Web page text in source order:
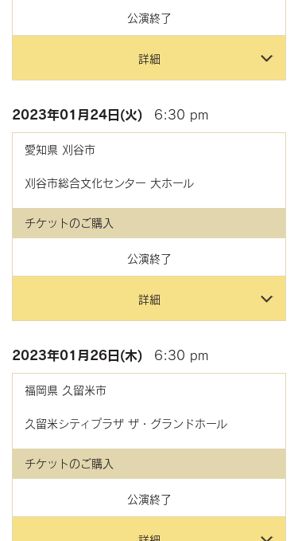
公演終了
詳細
2023年01月24日(火) 6:30 pm
愛知県 刈谷市
刈谷市総合文化センター 大ホール
チケットのご購入
公演終了
詳細
2023年01月26日(木) 6:30 pm
福岡県 久留米市
久留米シティプラザ ザ・グランドホール
チケットのご購入
公演終了